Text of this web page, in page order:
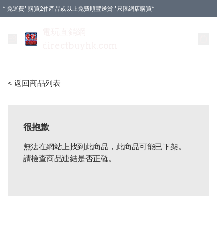
* 免運費* 購買2件產品或以上免費順豐送貨 *只限網店購買*
< 返回商品列表
很抱歉
無法在網站上找到此商品，此商品可能已下架。
請檢查商品連結是否正確。